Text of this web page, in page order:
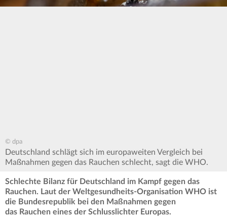
© dpa
Deutschland schlägt sich im europaweiten Vergleich bei
Maßnahmen gegen das Rauchen schlecht, sagt die WHO.
Schlechte Bilanz für Deutschland im Kampf gegen das
Rauchen. Laut der Weltgesundheits-Organisation WHO ist
die Bundesrepublik bei den Maßnahmen gegen
das Rauchen eines der Schlusslichter Europas.